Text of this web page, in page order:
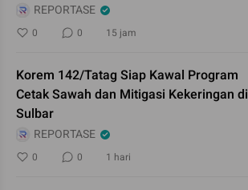
REPORTASE
0 0 15 jam
Korem 142/Tatag Siap Kawal Program
Cetak Sawah dan Mitigasi Kekeringan di
Sulbar
REPORTASE
0 0 1 hari